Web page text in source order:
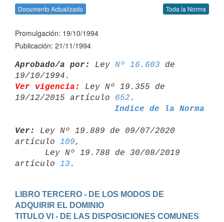
Documento Actualizado Toda la Norma
Promulgación: 19/10/1994
Publicación: 21/11/1994
Aprobado/a por: Ley Nº 16.603 de
Ver vigencia:
Ley Nº 19.355 de
19/12/2015 artículo 652
Indice de la Norma
Ver:
Ley Nº 19.889 de 09/07/2020
artículo 109,
artículo 13
LIBRO TERCERO - DE LOS MODOS DE
ADQUIRIR EL DOMINIO
TITULO VI - DE LAS DISPOSICIONES COMUNES